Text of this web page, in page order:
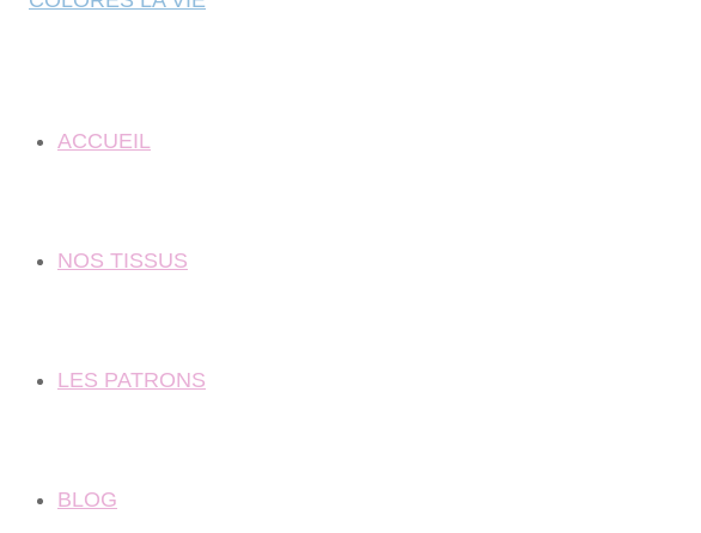
ACCUEIL
NOS TISSUS
LES PATRONS
BLOG